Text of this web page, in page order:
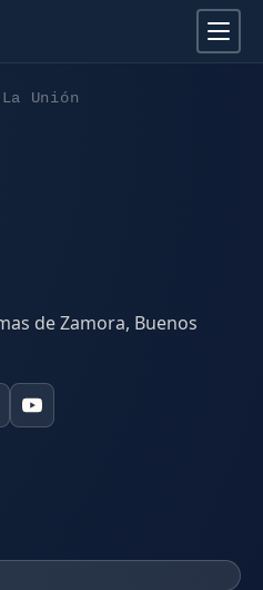
La Unión
de Zamora, Buenos